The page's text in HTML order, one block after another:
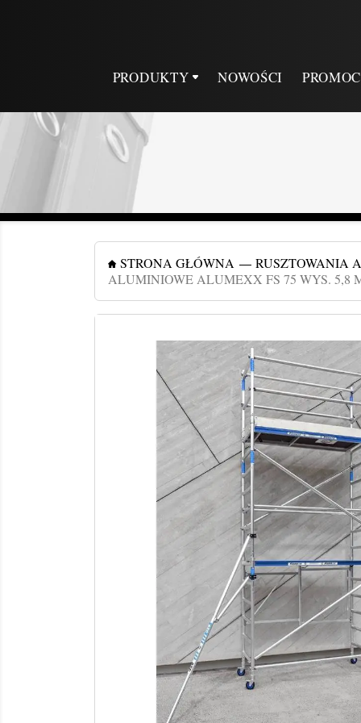
PRODUKTY NOWOŚCI
STRONA GŁÓWNA
RUSZTOWANIA
ALUMINIOWE ALUMEXX FS 75 WYS. 5,8